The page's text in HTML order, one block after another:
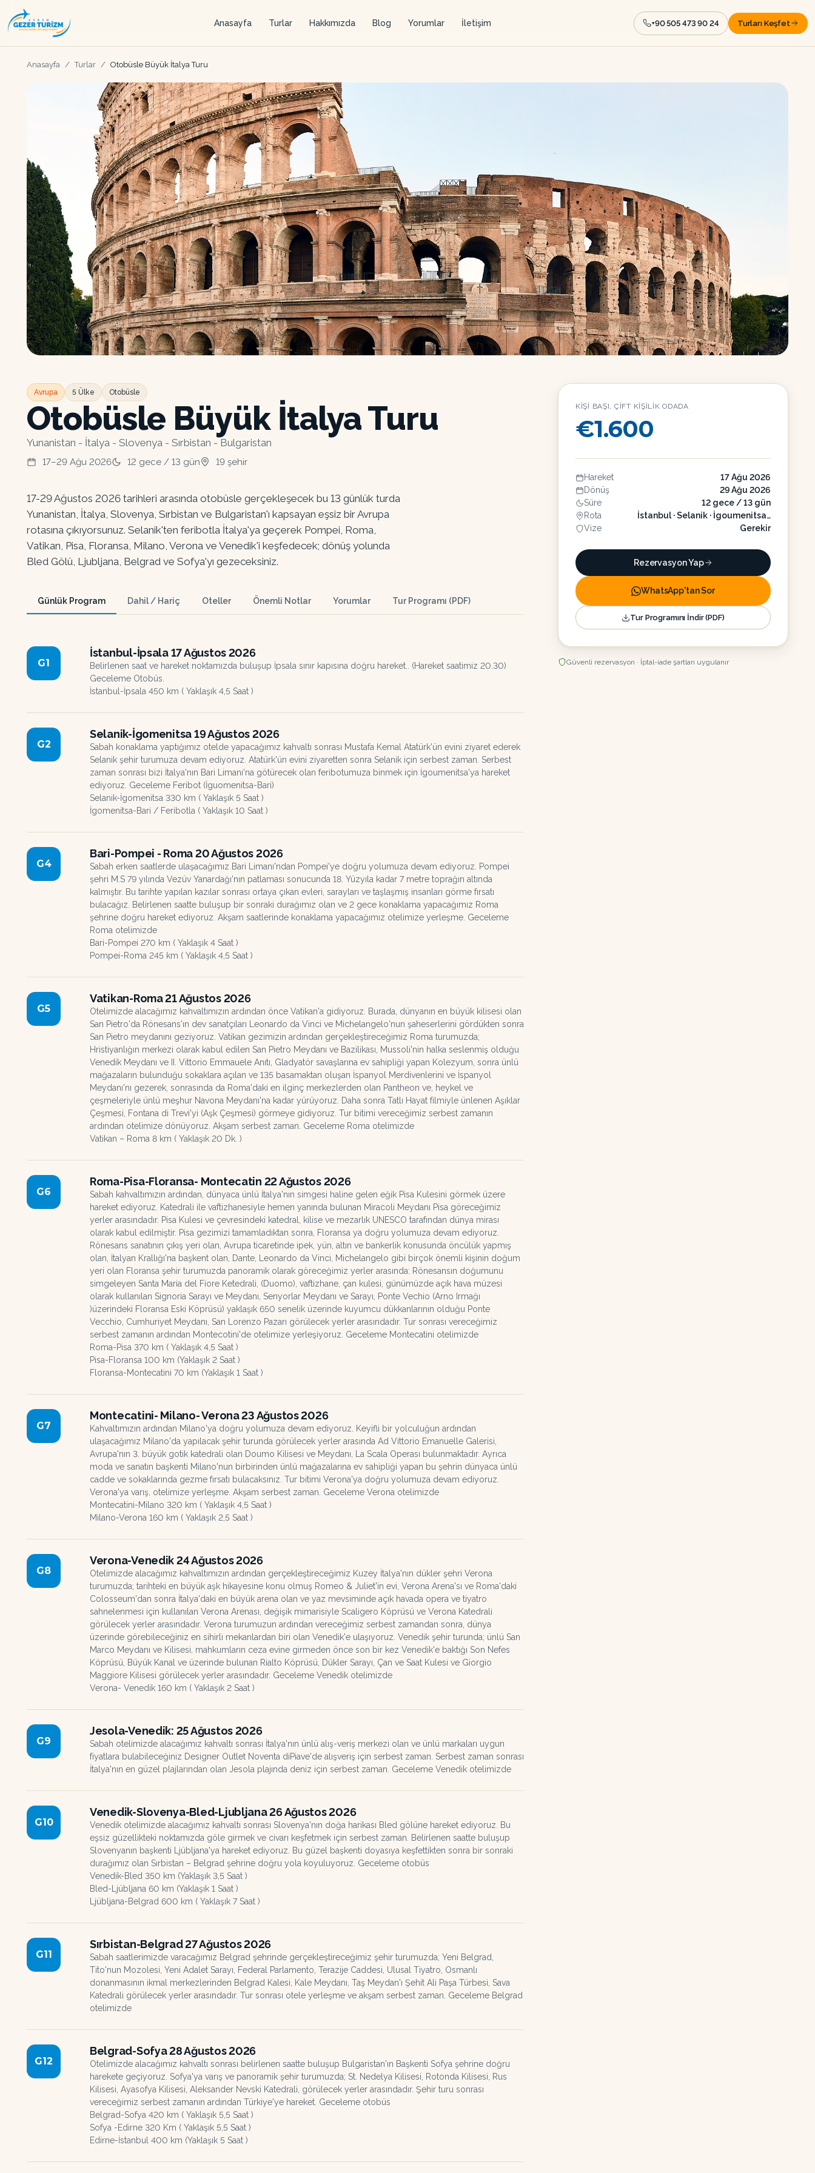
Anasayfa Turlar Hakkımızda Blog Yorumlar İletişim +90 505 473 90 24 Turları Keşfet
Anasayfa / Turlar / Otobüsle Büyük İtalya Turu
Avrupa 5 Ülke Otobüsle
Otobüsle Büyük İtalya Turu
Yunanistan - İtalya - Slovenya - Sırbistan - Bulgaristan
17–29 Ağu 2026 12 gece / 13 gün 19 şehir
17-29 Ağustos 2026 tarihleri arasında otobüsle gerçekleşecek bu 13 günlük turda
Yunanistan, İtalya, Slovenya, Sırbistan ve Bulgaristan'ı kapsayan eşsiz bir Avrupa
rotasına çıkıyorsunuz. Selanik'ten feribotla İtalya'ya geçerek Pompei, Roma,
Vatikan, Pisa, Floransa, Milano, Verona ve Venedik'i keşfedecek; dönüş yolunda
Bled Gölü, Ljubljana, Belgrad ve Sofya'yı gezeceksiniz.
Günlük Program Dahil / Hariç Oteller Önemli Notlar Yorumlar Tur Programı (PDF)
G1
İstanbul-İpsala 17 Ağustos 2026
Belirlenen saat ve hareket noktamızda buluşup İpsala sınır kapısına doğru hareket.. (Hareket saatimiz 20.30)
Geceleme Otobüs.
İstanbul-İpsala 450 km ( Yaklaşık 4,5 Saat )
G2
Selanik-İgomenitsa 19 Ağustos 2026
Sabah konaklama yaptığımız otelde yapacağımız kahvaltı sonrası Mustafa Kemal Atatürk'ün evini ziyaret ederek
Selanik şehir turumuza devam ediyoruz. Atatürk'ün evini ziyaretten sonra Selanik için serbest zaman. Serbest
zaman sonrası bizi İtalya'nın Bari Limanı'na götürecek olan feribotumuza binmek için İgoumenitsa'ya hareket
ediyoruz. Geceleme Feribot (İguomenitsa-Bari)
Selanik-İgomenitsa 330 km ( Yaklaşık 5 Saat )
İgomenitsa-Bari / Feribotla ( Yaklaşık 10 Saat )
G4
Bari-Pompei - Roma 20 Ağustos 2026
Sabah erken saatlerde ulaşacağımız Bari Limanı'ndan Pompei'ye doğru yolumuza devam ediyoruz. Pompei
şehri M.S 79 yılında Vezüv Yanardağı'nın patlaması sonucunda 18. Yüzyıla kadar 7 metre toprağın altında
kalmıştır. Bu tarihte yapılan kazılar sonrası ortaya çıkan evleri, sarayları ve taşlaşmış insanları görme fırsatı
bulacağız. Belirlenen saatte buluşup bir sonraki durağımız olan ve 2 gece konaklama yapacağımız Roma
şehrine doğru hareket ediyoruz. Akşam saatlerinde konaklama yapacağımız otelimize yerleşme. Geceleme
Roma otelimizde
Bari-Pompei 270 km ( Yaklaşık 4 Saat )
Pompei-Roma 245 km ( Yaklaşık 4,5 Saat )
G5
Vatikan-Roma 21 Ağustos 2026
Otelimizde alacağımız kahvaltımızın ardından önce Vatikan'a gidiyoruz. Burada, dünyanın en büyük kilisesi olan
San Pietro'da Rönesans'ın dev sanatçıları Leonardo da Vinci ve Michelangelo'nun şaheserlerini gördükten sonra
San Pietro meydanını geziyoruz. Vatikan gezimizin ardından gerçekleştireceğimiz Roma turumuzda;
Hristiyanlığın merkezi olarak kabul edilen San Pietro Meydanı ve Bazilikası, Mussoli'nin halka seslenmiş olduğu
Venedik Meydanı ve II. Vittorio Emmauele Anıtı, Gladyatör savaşlarına ev sahipliği yapan Kolezyum, sonra ünlü
mağazaların bulunduğu sokaklara açılan ve 135 basamaktan oluşan İspanyol Merdivenlerini ve İspanyol
Meydanı'nı gezerek, sonrasında da Roma'daki en ilginç merkezlerden olan Pantheon ve, heykel ve
çeşmeleriyle ünlü meşhur Navona Meydanı'na kadar yürüyoruz. Daha sonra Tatlı Hayat filmiyle ünlenen Aşıklar
Çeşmesi, Fontana di Trevi'yi (Aşk Çeşmesi) görmeye gidiyoruz. Tur bitimi vereceğimiz serbest zamanın
ardından otelimize dönüyoruz. Akşam serbest zaman. Geceleme Roma otelimizde
Vatikan – Roma 8 km ( Yaklaşık 20 Dk. )
G6
Roma-Pisa-Floransa- Montecatin 22 Ağustos 2026
Sabah kahvaltımızın ardından, dünyaca ünlü İtalya'nın simgesi haline gelen eğik Pisa Kulesini görmek üzere
hareket ediyoruz. Katedrali ile vaftizhanesiyle hemen yanında bulunan Miracoli Meydanı Pisa göreceğimiz
yerler arasındadır. Pisa Kulesi ve çevresindeki katedral, kilise ve mezarlık UNESCO tarafından dünya mirası
olarak kabul edilmiştir. Pisa gezimizi tamamladıktan sonra, Floransa ya doğru yolumuza devam ediyoruz.
Rönesans sanatının çıkış yeri olan, Avrupa ticaretinde ipek, yün, altın ve bankerlik konusunda öncülük yapmış
olan, İtalyan Krallığı'na başkent olan, Dante, Leonardo da Vinci, Michelangelo gibi birçok önemli kişinin doğum
yeri olan Floransa şehir turumuzda panoramik olarak göreceğimiz yerler arasında: Rönesansın doğumunu
simgeleyen Santa Maria del Fiore Ketedrali, (Duomo), vaftizhane, çan kulesi, günümüzde açık hava müzesi
olarak kullanılan Signoria Sarayı ve Meydanı, Senyorlar Meydanı ve Sarayı, Ponte Vechio (Arno Irmağı
)üzerindeki Floransa Eski Köprüsü) yaklaşık 650 senelik üzerinde kuyumcu dükkanlarının olduğu Ponte
Vecchio, Cumhuriyet Meydanı, San Lorenzo Pazarı görülecek yerler arasındadır. Tur sonrası vereceğimiz
serbest zamanın ardından Montecotini'de otelimize yerleşiyoruz. Geceleme Montecatini otelimizde
Roma-Pisa 370 km ( Yaklaşık 4,5 Saat )
Pisa-Floransa 100 km (Yaklaşık 2 Saat )
Floransa-Montecatini 70 km (Yaklaşık 1 Saat )
G7
Montecatini- Milano- Verona 23 Ağustos 2026
Kahvaltımızın ardından Milano'ya doğru yolumuza devam ediyoruz. Keyifli bir yolculuğun ardından
ulaşacağımız Milano'da yapılacak şehir turunda görülecek yerler arasında Ad Vittorio Emanuelle Galerisi,
Avrupa'nın 3. büyük gotik katedrali olan Doumo Kilisesi ve Meydanı, La Scala Operası bulunmaktadır. Ayrıca
moda ve sanatın başkenti Milano'nun birbirinden ünlü mağazalarına ev sahipliği yapan bu şehrin dünyaca ünlü
cadde ve sokaklarında gezme fırsatı bulacaksınız. Tur bitimi Verona'ya doğru yolumuza devam ediyoruz.
Verona'ya varış, otelimize yerleşme. Akşam serbest zaman. Geceleme Verona otelimizde
Montecatini-Milano 320 km ( Yaklaşık 4,5 Saat )
Milano-Verona 160 km ( Yaklaşık 2,5 Saat )
G8
Verona-Venedik 24 Ağustos 2026
Otelimizde alacağımız kahvaltımızın ardından gerçekleştireceğimiz Kuzey İtalya'nın dükler şehri Verona
turumuzda; tarihteki en büyük aşk hikayesine konu olmuş Romeo & Juliet'in evi, Verona Arena'sı ve Roma'daki
Colosseum'dan sonra İtalya'daki en büyük arena olan ve yaz mevsiminde açık havada opera ve tiyatro
sahnelenmesi için kullanılan Verona Arenası, değişik mimarisiyle Scaligero Köprüsü ve Verona Katedrali
görülecek yerler arasındadır. Verona turumuzun ardından vereceğimiz serbest zamandan sonra, dünya
üzerinde görebileceğiniz en sihirli mekanlardan biri olan Venedik'e ulaşıyoruz. Venedik şehir turunda; ünlü San
Marco Meydanı ve Kilisesi, mahkumların ceza evine girmeden önce son bir kez Venedik'e baktığı Son Nefes
Köprüsü, Büyük Kanal ve üzerinde bulunan Rialto Köprüsü, Dükler Sarayı, Çan ve Saat Kulesi ve Giorgio
Maggiore Kilisesi görülecek yerler arasındadır. Geceleme Venedik otelimizde
Verona- Venedik 160 km ( Yaklaşık 2 Saat )
G9
Jesola-Venedik: 25 Ağustos 2026
Sabah otelimizde alacağımız kahvaltı sonrası İtalya'nın ünlü alış-veriş merkezi olan ve ünlü markaları uygun
fiyatlara bulabileceğiniz Designer Outlet Noventa diPiave'de alışveriş için serbest zaman. Serbest zaman sonrası
İtalya'nın en güzel plajlarından olan Jesola plajında deniz için serbest zaman. Geceleme Venedik otelimizde
G10
Venedik-Slovenya-Bled-Ljubljana 26 Ağustos 2026
Venedik otelimizde alacağımız kahvaltı sonrası Slovenya'nın doğa harikası Bled gölüne hareket ediyoruz. Bu
eşsiz güzellikteki noktamızda göle girmek ve civarı keşfetmek için serbest zaman. Belirlenen saatte buluşup
Slovenyanın başkenti Ljübljana'ya hareket ediyoruz. Bu güzel başkenti doyasıya keşfettikten sonra bir sonraki
durağımız olan Sırbistan – Belgrad şehrine doğru yola koyuluyoruz. Geceleme otobüs
Venedik-Bled 350 km (Yaklaşık 3,5 Saat )
Bled-Ljübljana 60 km (Yaklaşık 1 Saat )
Ljübljana-Belgrad 600 km ( Yaklaşık 7 Saat )
G11
Sırbistan-Belgrad 27 Ağustos 2026
Sabah saatlerimizde varacağımız Belgrad şehrinde gerçekleştireceğimiz şehir turumuzda; Yeni Belgrad,
Tito'nun Mozolesi, Yeni Adalet Sarayı, Federal Parlamento, Terazije Caddesi, Ulusal Tiyatro, Osmanlı
donanmasının ikmal merkezlerinden Belgrad Kalesi, Kale Meydanı, Taş Meydan'ı Şehit Ali Paşa Türbesi, Sava
Katedrali görülecek yerler arasındadır. Tur sonrası otele yerleşme ve akşam serbest zaman. Geceleme Belgrad
otelimizde
G12
Belgrad-Sofya 28 Ağustos 2026
Otelimizde alacağımız kahvaltı sonrası belirlenen saatte buluşup Bulgaristan'ın Başkenti Sofya şehrine doğru
harekete geçiyoruz. Sofya'ya varış ve panoramik şehir turumuzda; St. Nedelya Kilisesi, Rotonda Kilisesi, Rus
Kilisesi, Ayasofya Kilisesi, Aleksander Nevski Katedrali, görülecek yerler arasındadır. Şehir turu sonrası
vereceğimiz serbest zamanın ardından Türkiye'ye hareket. Geceleme otobüs
Belgrad-Sofya 420 km ( Yaklaşık 5,5 Saat )
Sofya -Edirne 320 Km ( Yaklaşık 5,5 Saat )
Edirne-İstanbul 400 km (Yaklaşık 5 Saat )
KIŞI BAŞI, ÇIFT KIŞILIK ODADA
€1.600
Hareket
17 Ağu 2026
Dönüş
29 Ağu 2026
Süre
12 gece / 13 gün
Rota
İstanbul · Selanik · İgoumenitsa…
Vize
Gerekir
Rezervasyon Yap
WhatsApp'tan Sor
Tur Programını İndir (PDF)
Güvenli rezervasyon · İptal-iade şartları uygulanır